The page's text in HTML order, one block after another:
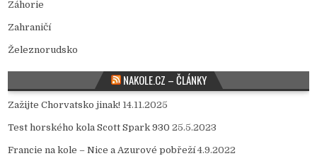
Záhorie
Zahraničí
Železnorudsko
NAKOLE.CZ – ČLÁNKY
Zažijte Chorvatsko jinak! 14.11.2025
Test horského kola Scott Spark 930 25.5.2023
Francie na kole – Nice a Azurové pobřeží 4.9.2022